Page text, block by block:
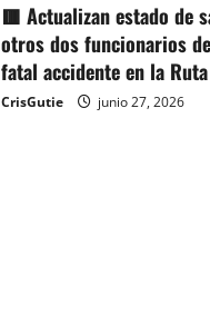
🟥 Actualizan estado de
otros dos funcionarios
fatal accidente en la
CrisGutie junio 27, 2026